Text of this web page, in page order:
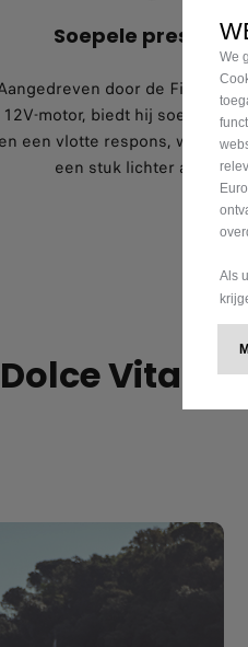
Soepele
door de FireFly
12V-motor, biedt hij soepele
en een vlotte respons,
een stuk lichter aanvoelt.
Vita
We
Als